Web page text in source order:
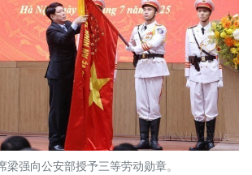
梁强向公安部授予三等劳动勋章。